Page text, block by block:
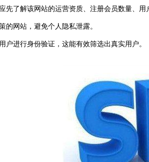
先了解该网站的运营资质、注册会员数量、
网站，避免个人隐私泄露。
进行身份验证，这能有效筛选出真实用户。